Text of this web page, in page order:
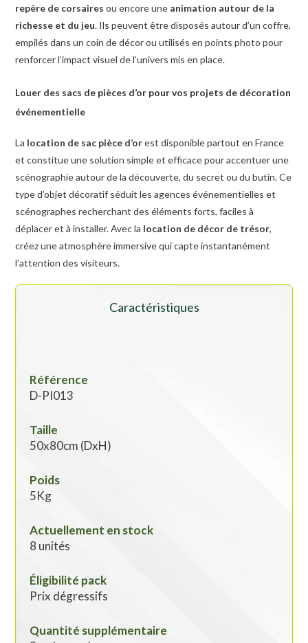
repère de corsaires ou encore une animation autour de la
richesse et du jeu. Ils peuvent être disposés autour d’un coffre,
empilés dans un coin de décor ou utilisés en points photo pour
renforcer l’impact visuel de l’univers mis en place.
Louer des sacs de pièces d’or pour vos projets de décoration
événementielle
La location de sac pièce d’orest disponible partout en France
et constitue une solution simple et efficace pour accentuer une
scénographie autour de la découverte, du secret ou du butin. Ce
type d’objet décoratif séduit les agences événementielles et
scénographes recherchant des éléments forts, faciles à
déplacer et à installer. Avec la location de décor de trésor,
créez une atmosphère immersive qui capte instantanément
l’attention des visiteurs.
Caractéristiques
Référence
D-PI013
Taille
50x80cm (DxH)
Poids
5Kg
Actuellement en stock
8 unités
Éligibilité pack
Prix dégressifs
Quantité supplémentaire